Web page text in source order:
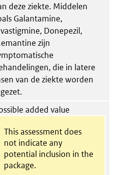
deze ziekte. Middelen
Galantamine,
Donepezil,
zijn
die in latere
van de ziekte worden
added value
This assessment does
not indicate any
potential inclusion in the
package.